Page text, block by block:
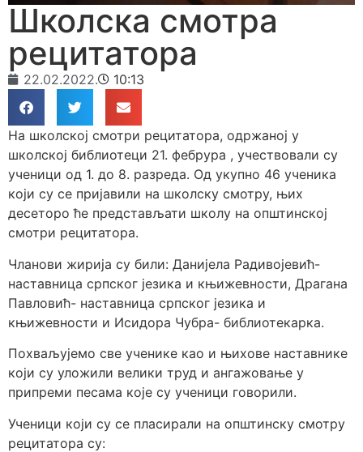
Школска смотра
рецитатора
22.02.2022. 10:13
На школској смотри рецитатора, одржаној у
школској библиотеци 21. фебрура , учествовали су
ученици од 1. до 8. разреда. Од укупно 46 ученика
који су се пријавили на школску смотру, њих
десеторо ће представљати школу на општинској
смотри рецитатора.
Чланови жирија су били: Данијела Радивојевић-
наставница српског језика и књижевности, Драгана
Павловић- наставница српског језика и
књижевности и Исидора Чубра- библиотекарка.
Похваљујемо све ученике као и њихове наставнике
који су уложили велики труд и ангажовање у
припреми песама које су ученици говорили.
Ученици који су се пласирали на општинску смотру
рецитатора су: